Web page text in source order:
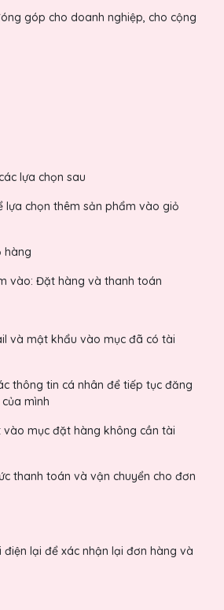
góp cho doanh nghiệp, cho cộng
lựa chọn sau
lựa chọn thêm sản phẩm vào giỏ
hàng
vào: Đặt hàng và thanh toán
và mật khẩu vào mục đã có tài
thông tin cá nhân để tiếp tục đăng
mình
mục đặt hàng không cần tài
thanh toán và vận chuyển cho đơn
lại để xác nhận lại đơn hàng và